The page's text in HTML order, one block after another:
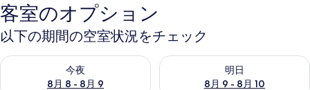
客室のオプション
以下の期間の空室状況をチェック
今夜
8月 8 - 8月 9
今夜 8月 8 - 8月 9 の空室状況をチェック
明日
8月 9 - 8月 10
明日 8月 9 - 8月 10 の空室状